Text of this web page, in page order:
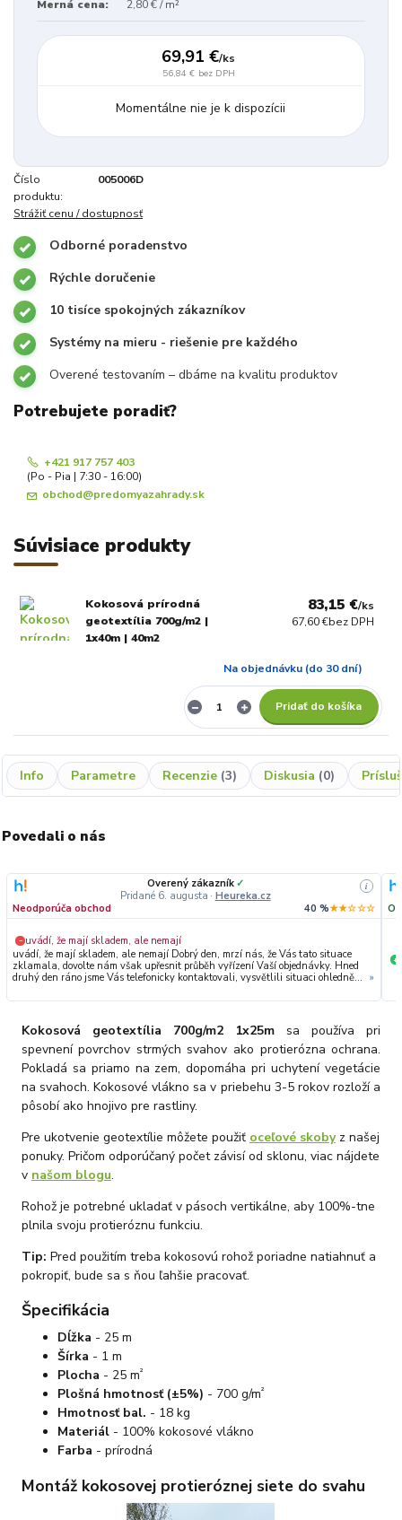
Merná cena: 2,80 € / m²
69,91 €/ks
56,84 € bez DPH
Momentálne nie je k dispozícii
Číslo
produktu:
005006D
Strážiť cenu / dostupnosť
Odborné poradenstvo
Rýchle doručenie
10 tisíce spokojných zákazníkov
Systémy na mieru - riešenie pre každého
Overené testovaním – dbáme na kvalitu produktov
Potrebujete poradiť?
+421 917 757 403
(Po - Pia | 7:30 - 16:00)
obchod@predomyazahrady.sk
Súvisiace produkty
Kokosová prírodná
geotextília 700g/m2 |
1x40m | 40m2
83,15 €/ks
67,60 €bez DPH
Na objednávku (do 30 dní)
Pridať do košíka
Info Parametre Recenzie 3 Diskusia 0
Povedali o nás
Overený zákazník ✓
Pridané 6. augusta · Heureka.cz
i
Neodporúča obchod 40 %★★☆☆☆
− uvádí, že mají skladem, ale nemají
uvádí, že mají skladem, ale nemají Dobrý den, mrzí nás, že Vás tato situace
zklamala, dovolte nám však upřesnit průběh vyřízení Vaší objednávky. Hned
druhý den ráno jsme Vás telefonicky kontaktovali, vysvětlili situaci ohledně
dodavatele. Jelikož zboží nebylo k dispozici ani u něj, museli jsme objednávku
Zakládáme si na férovém a rychlém jednání. O to více nás mrzí, že i přes naši
okamžitou reakci, osobní telefonát a maximální snahu náš obchod
nedoporučujete. Věříme, že nám v budoucnu dáte příležitost přesvědčit Vás o
kvalitě našich služeb. Tým OZY.market
»
+
Kokosová geotextília 700g/m2 1x25msa používa pri
spevnení povrchov strmých svahov ako protierózna ochrana.
Pokladá sa priamo na zem, dopomáha pri uchytení vegetácie
na svahoch. Kokosové vlákno sa v priebehu 3-5 rokov rozloží a
pôsobí ako hnojivo pre rastliny.
Pre ukotvenie geotextílie môžete použiť oceľové skobyz našej
ponuky. Pričom odporúčaný počet závisí od sklonu, viac nájdete
v našom blogu.
Rohož je potrebné ukladať v pásoch vertikálne, aby 100%-tne
plnila svoju protieróznu funkciu.
Tip: Pred použitím treba kokosovú rohož poriadne natiahnuť a
pokropiť, bude sa s ňou ľahšie pracovať.
Špecifikácia
Dĺžka - 25 m
Šírka - 1 m
Plocha - 25 m²
Plošná hmotnosť (±5%) - 700 g/m²
Hmotnosť bal. - 18 kg
Materiál - 100% kokosové vlákno
Farba - prírodná
Montáž kokosovej protieróznej siete do svahu